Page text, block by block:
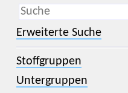
_
(der Unterstrich) ist
genau ein Zeichen.
% (das Prozentzeichen) ist
für kein, ein oder mehr als ein
Erweiterte Suche
Stoffgruppen
Untergruppen